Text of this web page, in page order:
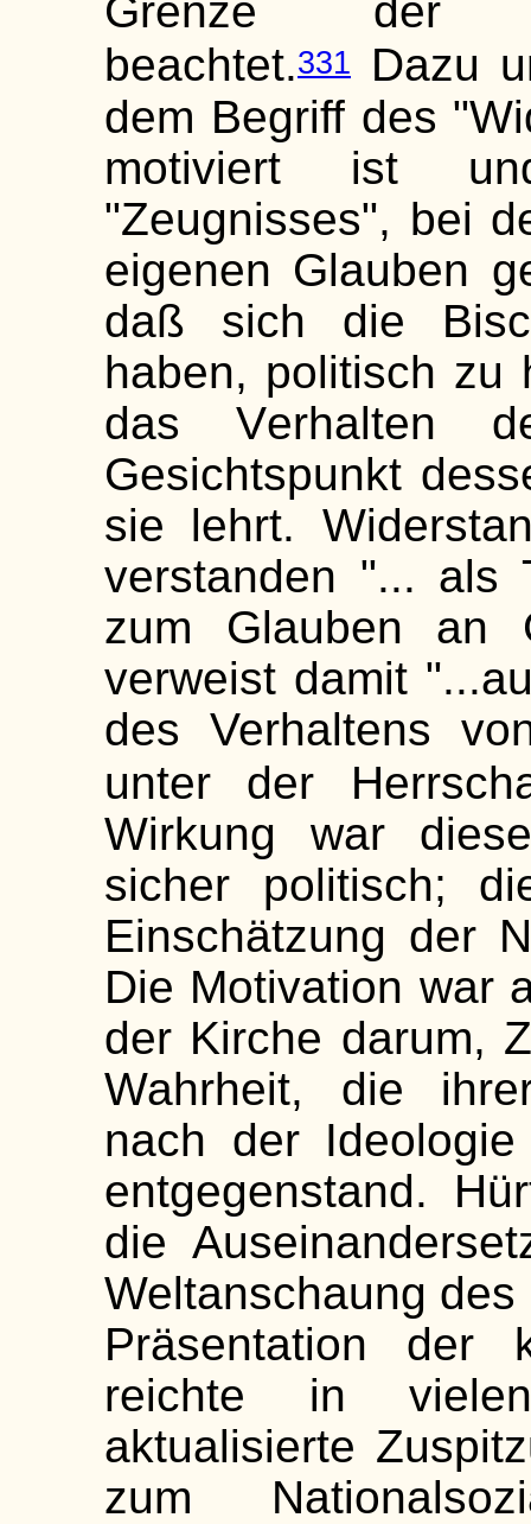
Grenze der
beachtet.331
Dazu
dem Begriff des
motiviert ist
"Zeugnisses", bei
eigenen Glauben
daß sich die
haben, politisch zu
das Verhalten
Gesichtspunkt
sie lehrt.
verstanden "... als
zum Glauben an
verweist damit
des Verhaltens
unter der
Wirkung war
sicher politisch;
Einschätzung der
Die Motivation war
der Kirche darum,
Wahrheit, die
nach der
entgegenstand.
die
Weltanschaung
Präsentation der
reichte in
aktualisierte
zum